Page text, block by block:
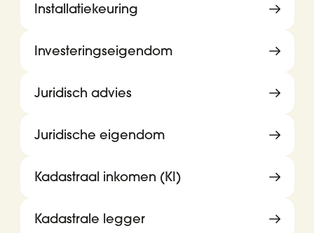
Installatiekeuring
Investeringseigendom
Juridisch advies
Juridische eigendom
Kadastraal inkomen (KI)
Kadastrale legger